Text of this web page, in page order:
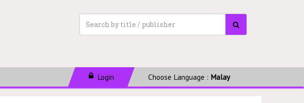
Login Choose Language : Malay